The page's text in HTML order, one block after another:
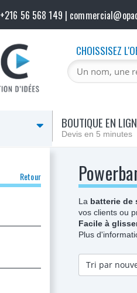
+216 56 568 149 |
CHOISSISEZ
BOUTIQUE EN
Devis en 5 minutes
Retour
La batterie de
vos clients ou
Facile à
Plus